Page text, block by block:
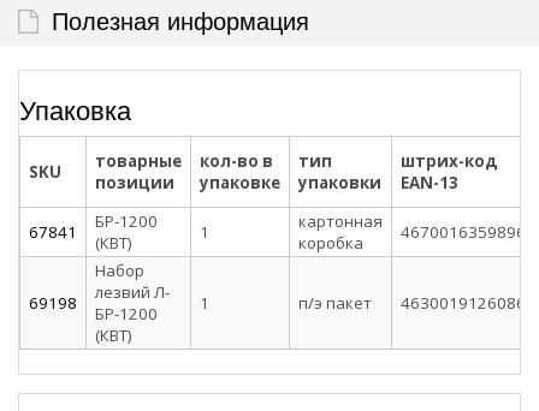
Полезная информация
Упаковка
SKU
товарные
позиции
кол-во в
упаковке
тип
упаковки
штрих-код
EAN-13
67841
БР-1200
(КВТ)
1
картонная
коробка
4670016359896
69198
Набор
лезвий Л-
БР-1200
(КВТ)
1 п/э пакет 4630019126086